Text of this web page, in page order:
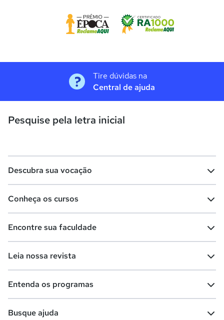
Tire dúvidas na
Central de ajuda
Pesquise pela letra inicial
Descubra sua vocação
Conheça os cursos
Cursos técnicos
Escolas
Encontre sua faculdade
Comunidade Quero
Leia nossa revista
Entenda os programas
Busque ajuda